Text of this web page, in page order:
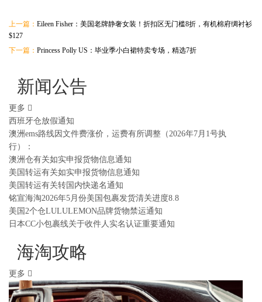
上一篇： Eileen Fisher：美国老牌静奢女装！折扣区无门槛8折，有机棉府绸衬衫
$127
下一篇： Princess Polly US：毕业季小白裙特卖专场，精选7折
新闻公告
更多
西班牙仓放假通知
澳洲ems路线因文件费涨价，运费有所调整（2026年7月1号执
行）：
澳洲仓有关如实申报货物信息通知
美国转运有关如实申报货物信息通知
美国转运有关转国内快递名通知
铭宣海淘2026年5月份美国包裹发货清关进度8.8
美国2个仓LULULEMON品牌货物禁运通知
日本CC小包裹线关于收件人实名认证重要通知
海淘攻略
更多